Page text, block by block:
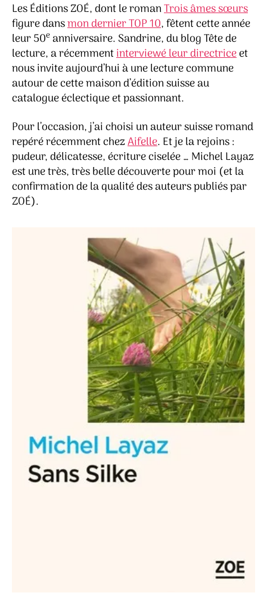
Les Éditions ZOÉ, dont le romanTrois âmes sœurs
figure dansmon dernier TOP 10, fêtent cette année
leur 50eanniversaire. Sandrine, du blog Tête de
lecture, a récemmentinterviewé leur directriceet
nous invite aujourd’hui à une lecture commune
autour de cette maison d’édition suisse au
catalogue éclectique et passionnant.
Pour l’occasion, j’ai choisi un auteur suisse romand
repéré récemment chezAifelle. Et je la rejoins :
pudeur, délicatesse, écriture ciselée … Michel Layaz
est une très, très belle découverte pour moi (et la
confirmation de la qualité des auteurs publiés par
ZOÉ).